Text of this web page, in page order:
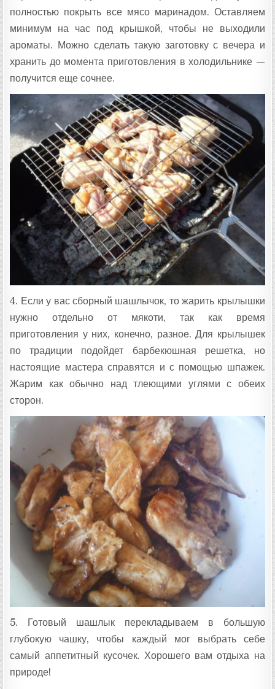
полностью покрыть все мясо маринадом. Оставляем
минимум на час под крышкой, чтобы не выходили
ароматы. Можно сделать такую заготовку с вечера и
хранить до момента приготовления в холодильнике —
получится еще сочнее.
4. Если у вас сборный шашлычок, то жарить крылышки
нужно отдельно от мякоти, так как время
приготовления у них, конечно, разное. Для крылышек
по традиции подойдет барбекюшная решетка, но
настоящие мастера справятся и с помощью шпажек.
Жарим как обычно над тлеющими углями с обеих
сторон.
5. Готовый шашлык перекладываем в большую
глубокую чашку, чтобы каждый мог выбрать себе
самый аппетитный кусочек. Хорошего вам отдыха на
природе!